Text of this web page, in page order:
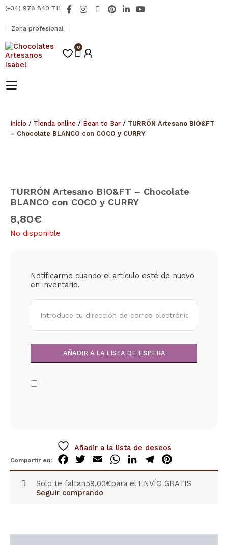
(+34) 978 840 711
F
a
o
o
I
g
r
X
P
i
L
Y
Zona profesional
0
Carrito
Inicio / Tienda online / Bean to Bar / TURRÓN Artesano BIO&FT
– Chocolate BLANCO con COCO y CURRY
TURRÓN Artesano BIO&FT – Chocolate
BLANCO con COCO y CURRY
8,80€
No disponible
Notificarme cuando el artículo esté de nuevo
en inventario.
Añadir a la lista de deseos
FacebookTwitterEmail WhatsApp
LinkedInTelegram
Sólo te faltan59,00€para el ENVÍO GRATIS
Seguir comprando